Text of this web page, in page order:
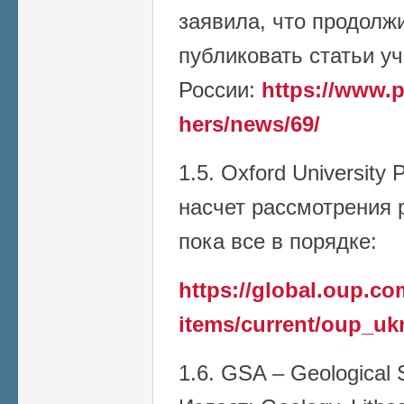
заявила, что
публиковать статьи
России: https://
hers/news/69/
1.5. Oxford University
насчет рассмотрения
пока все в порядке:
https://
items/current/
1.6. GSA – Geological